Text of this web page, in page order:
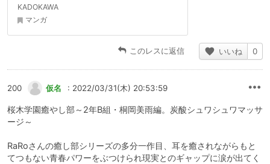
KADOKAWA
マンガ
このレスに返信 いいね 0
200 仮名 : 2022/03/31(木) 20:53:59
桜木学園癒やし部～2年B組・桐岡美雨編。炭酸シュワシュワマッサ
ージ～
RaRoさんの癒し部シリーズの多分一作目、耳を癒されながらもと
てつもない青春パワーをぶつけられ現実とのギャップに涙が出てく